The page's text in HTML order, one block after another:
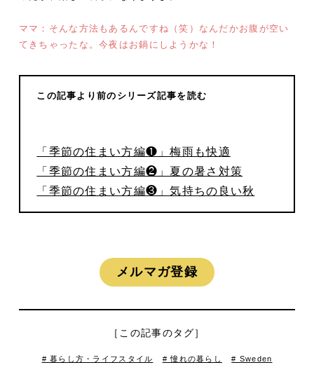
ママ：そんな方法もあるんですね（笑）なんだかお腹が空い
てきちゃったな。今夜はお鍋にしようかな！
この記事より前のシリーズ記事を読む
「季節の住まい方編❶」梅雨も快適
「季節の住まい方編❷」夏の暑さ対策
「季節の住まい方編❸」気持ちの良い秋
メルマガ登録
［この記事のタグ］
# 暮らし方・ライフスタイル # 憧れの暮らし
# Sweden